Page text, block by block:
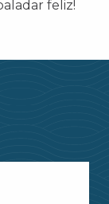
feliz!